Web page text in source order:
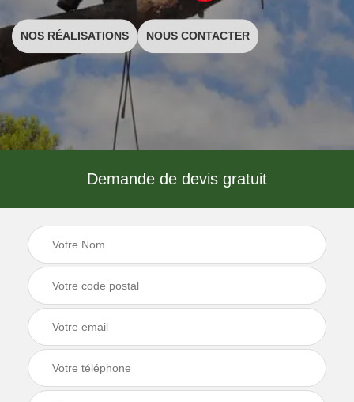
NOS RÉALISATIONS NOUS CONTACTER
Demande de devis gratuit